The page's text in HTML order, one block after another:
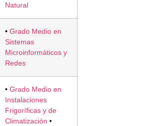
Natural
• Grado Medio en
Sistemas
Microinformáticos y
Redes
• Grado Medio en
Instalaciones
Frigoríficas y de
Climatización •